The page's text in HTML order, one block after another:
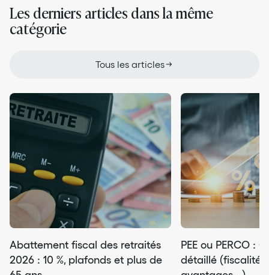
Les derniers articles dans la même
catégorie
Tous les articles
Abattement fiscal des retraités
2026 : 10 %, plafonds et plus de
PEE ou PERCO :
détaillé (fiscalité,